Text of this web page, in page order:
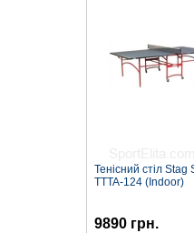
Тенісний стіл Stag
TTTA-124 (Indoor)
9890 грн.